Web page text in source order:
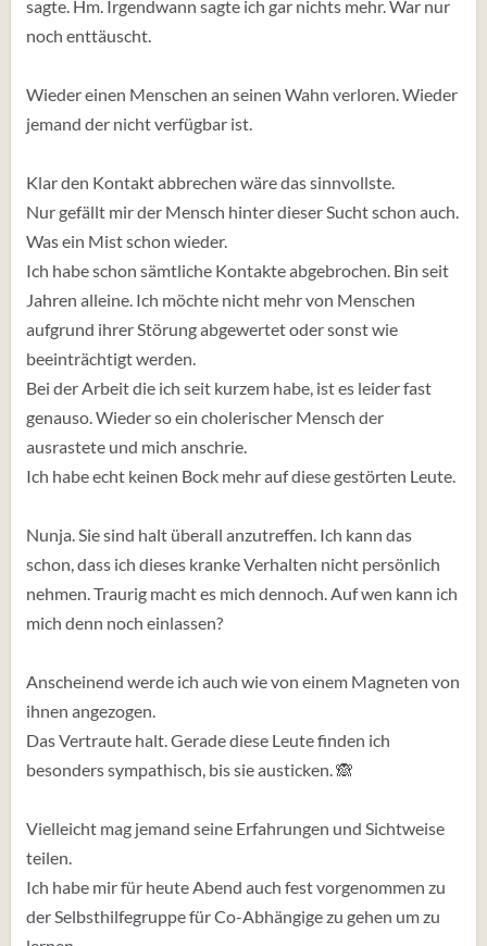
sagte. Hm. Irgendwann sagte ich gar nichts mehr. War nur
noch enttäuscht.
Wieder einen Menschen an seinen Wahn verloren. Wieder
jemand der nicht verfügbar ist.
Klar den Kontakt abbrechen wäre das sinnvollste.
Nur gefällt mir der Mensch hinter dieser Sucht schon auch.
Was ein Mist schon wieder.
Ich habe schon sämtliche Kontakte abgebrochen. Bin seit
Jahren alleine. Ich möchte nicht mehr von Menschen
aufgrund ihrer Störung abgewertet oder sonst wie
beeinträchtigt werden.
Bei der Arbeit die ich seit kurzem habe, ist es leider fast
genauso. Wieder so ein cholerischer Mensch der
ausrastete und mich anschrie.
Ich habe echt keinen Bock mehr auf diese gestörten Leute.
Nunja. Sie sind halt überall anzutreffen. Ich kann das
schon, dass ich dieses kranke Verhalten nicht persönlich
nehmen. Traurig macht es mich dennoch. Auf wen kann ich
mich denn noch einlassen?
Anscheinend werde ich auch wie von einem Magneten von
ihnen angezogen.
Das Vertraute halt. Gerade diese Leute finden ich
besonders sympathisch, bis sie austicken. 🙈
Vielleicht mag jemand seine Erfahrungen und Sichtweise
teilen.
Ich habe mir für heute Abend auch fest vorgenommen zu
der Selbsthilfegruppe für Co-Abhängige zu gehen um zu